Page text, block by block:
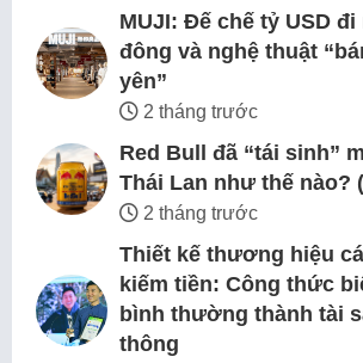
MUJI: Đế chế tỷ USD
đông và nghệ thuật
yên”
2 tháng trước
Red Bull đã “tái sinh”
Thái Lan như thế nào?
2 tháng trước
Thiết kế thương hiệu
kiếm tiền: Công thức
bình thường thành tài
thông